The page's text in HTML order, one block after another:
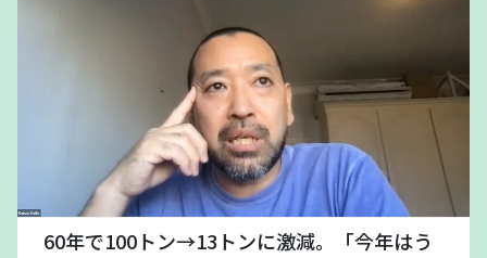
60年で100トン→13トンに激減。「今年はう